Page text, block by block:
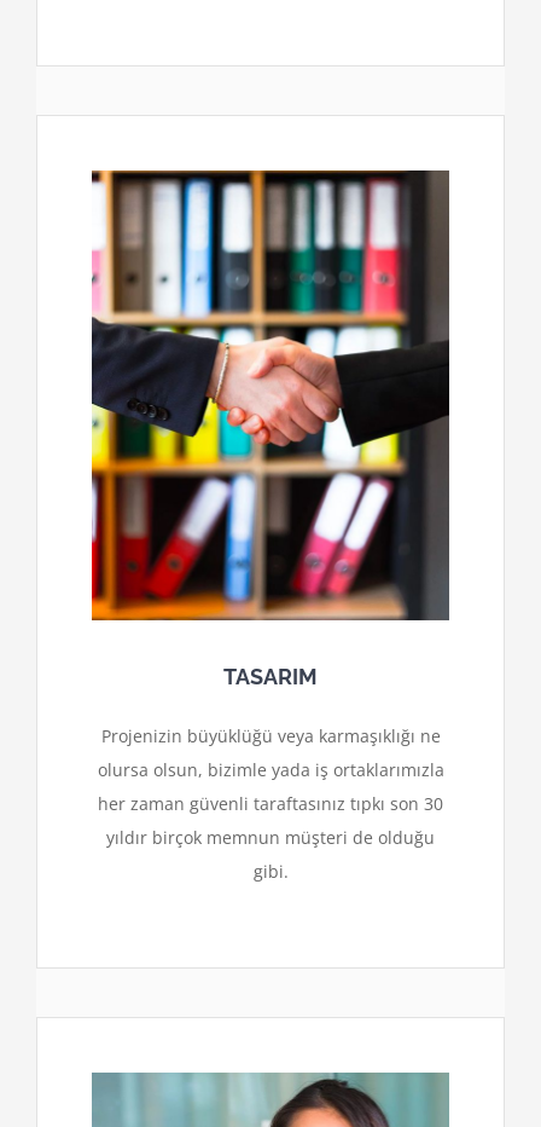
TASARIM
Projenizin büyüklüğü veya karmaşıklığı ne
olursa olsun, bizimle yada iş ortaklarımızla
her zaman güvenli taraftasınız tıpkı son 30
yıldır birçok memnun müşteri de olduğu
gibi.